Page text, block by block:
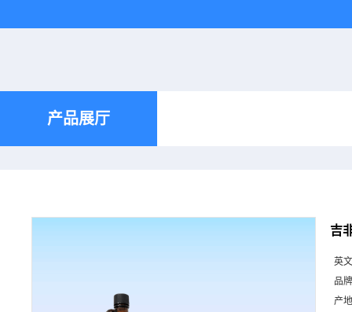
产品展厅
吉
英
品
产